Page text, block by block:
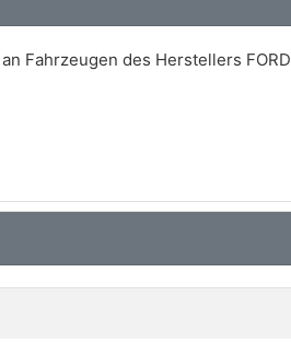
Fahrzeugen des Herstellers FORD